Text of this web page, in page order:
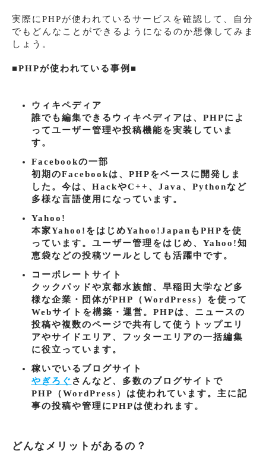
実際にPHPが使われているサービスを確認して、自分
でもどんなことができるようになるのか想像してみま
しょう。
■PHPが使われている事例■
ウィキペディア
誰でも編集できるウィキペディアは、PHPによ
ってユーザー管理や投稿機能を実装していま
す。
Facebookの一部
初期のFacebookは、PHPをベースに開発しま
した。今は、HackやC++、Java、Pythonなど
多様な言語使用になっています。
Yahoo!
本家Yahoo!をはじめYahoo!JapanもPHPを使
っています。ユーザー管理をはじめ、Yahoo!知
恵袋などの投稿ツールとしても活躍中です。
コーポレートサイト
クックパッドや京都水族館、早稲田大学など多
様な企業・団体がPHP（WordPress）を使って
Webサイトを構築・運営。PHPは、ニュースの
投稿や複数のページで共有して使うトップエリ
アやサイドエリア、フッターエリアの一括編集
に役立っています。
稼いでいるブログサイト
やぎろぐ さんなど、多数のブログサイトで
PHP（WordPress）は使われています。主に記
事の投稿や管理にPHPは使われます。
どんなメリットがあるの？